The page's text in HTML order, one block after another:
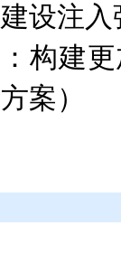
设注
：构建
案）